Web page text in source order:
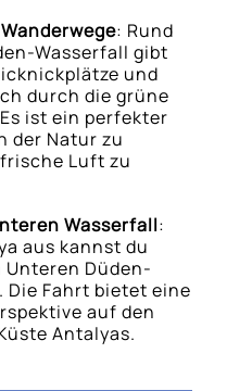
: Rund
Wasserfall gibt
und
durch die grüne
ist ein perfekter
der Natur zu
Luft zu
Wasserfall:
aus kannst du
Düden-
Die Fahrt bietet eine
auf den
Antalyas.